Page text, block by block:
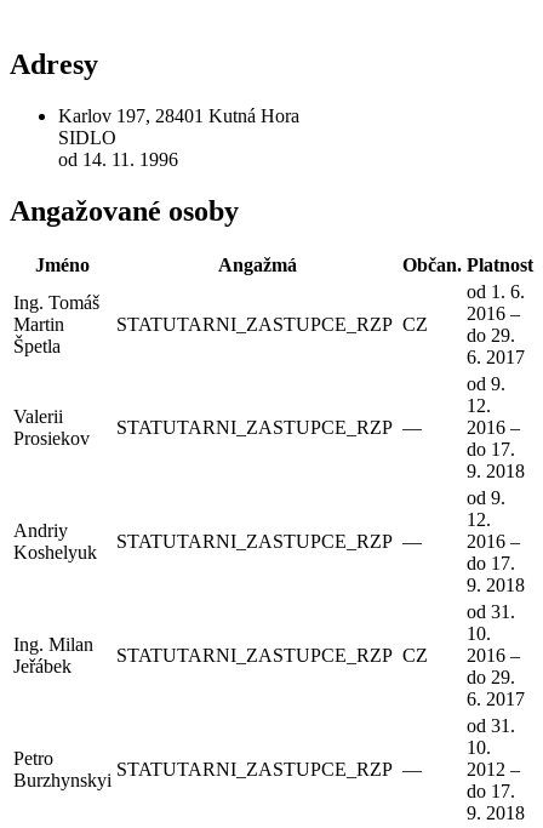
Adresy
Karlov 197, 28401 Kutná Hora
SIDLO
od 14. 11. 1996
Angažované osoby
Jméno Angažmá Občan. Platnost
Ing. Tomáš
Martin
Špetla
STATUTARNI_ZASTUPCE_RZP CZ
od 1. 6.
2016 –
do 29.
6. 2017
Valerii
Prosiekov
STATUTARNI_ZASTUPCE_RZP —
od 9.
12.
2016 –
do 17.
9. 2018
Andriy
Koshelyuk
STATUTARNI_ZASTUPCE_RZP —
od 9.
12.
2016 –
do 17.
9. 2018
Ing. Milan
Jeřábek
STATUTARNI_ZASTUPCE_RZP CZ
od 31.
10.
2016 –
do 29.
6. 2017
Petro
Burzhynskyi
STATUTARNI_ZASTUPCE_RZP —
od 31.
10.
2012 –
do 17.
9. 2018